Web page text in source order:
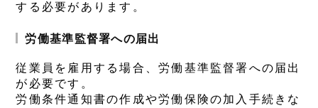
する必要があります。
労働基準監督署への届出
従業員を雇用する場合、労働基準監督署への届出
が必要です。
労働条件通知書の作成や労働保険の加入手続きな